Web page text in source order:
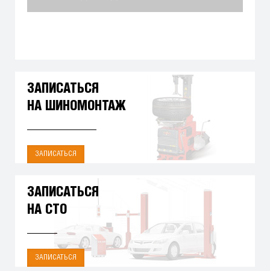
ЗАПИСАТЬСЯ
НА ШИНОМОНТАЖ
ЗАПИСАТЬСЯ
ЗАПИСАТЬСЯ
НА СТО
ЗАПИСАТЬСЯ